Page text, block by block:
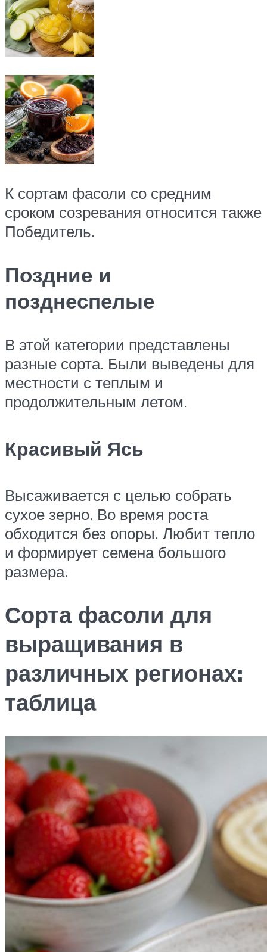
К сортам фасоли со средним
сроком созревания относится также
Победитель.
Поздние и
позднеспелые
В этой категории представлены
разные сорта. Были выведены для
местности с теплым и
продолжительным летом.
Красивый Ясь
Высаживается с целью собрать
сухое зерно. Во время роста
обходится без опоры. Любит тепло
и формирует семена большого
размера.
Сорта фасоли для
выращивания в
различных регионах:
таблица